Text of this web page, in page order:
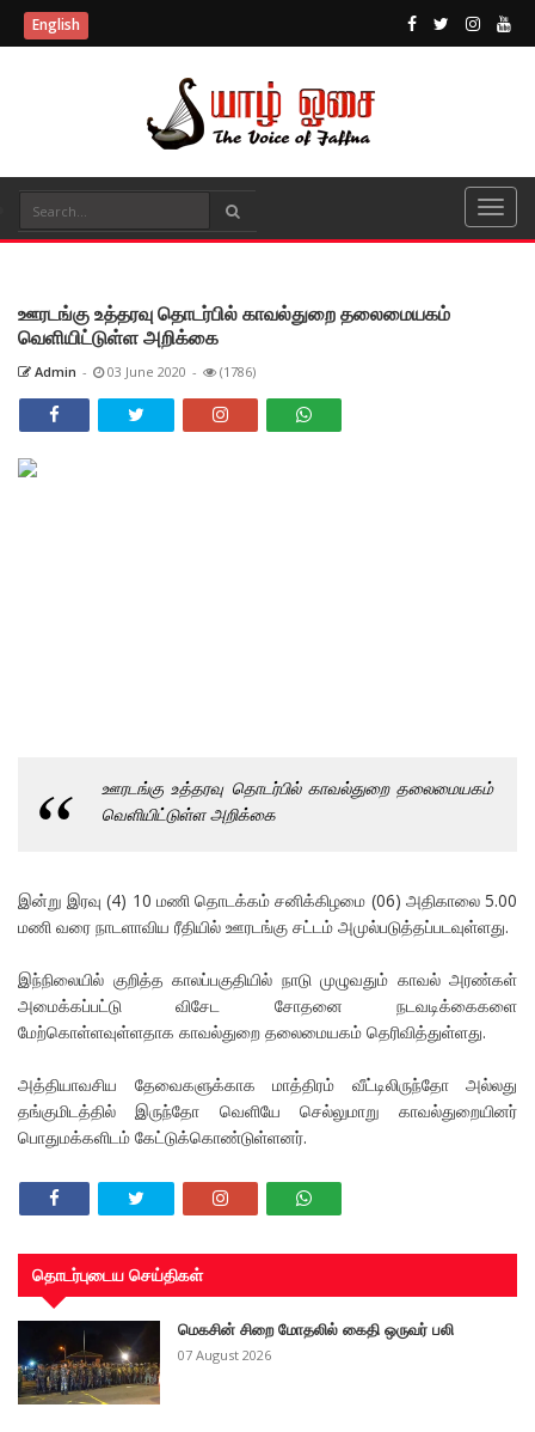
English
ஊரடங்கு உத்தரவு தொடர்பில் காவல்துறை தலைமையகம்
வெளியிட்டுள்ள அறிக்கை
Admin - 03 June 2020 - (1786)
ஊரடங்கு உத்தரவு தொடர்பில் காவல்துறை தலைமையகம்
வெளியிட்டுள்ள அறிக்கை
இன்று இரவு (4) 10 மணி தொடக்கம் சனிக்கிழமை (06) அதிகாலை 5.00
மணி வரை நாடளாவிய ரீதியில் ஊரடங்கு சட்டம் அமுல்படுத்தப்படவுள்ளது.
இந்நிலையில் குறித்த காலப்பகுதியில் நாடு முழுவதும் காவல் அரண்கள்
அமைக்கப்பட்டு விசேட சோதனை நடவடிக்கைகளை
மேற்கொள்ளவுள்ளதாக காவல்துறை தலைமையகம் தெரிவித்துள்ளது.
அத்தியாவசிய தேவைகளுக்காக மாத்திரம் வீட்டிலிருந்தோ அல்லது
தங்குமிடத்தில் இருந்தோ வெளியே செல்லுமாறு காவல்துறையினர்
பொதுமக்களிடம் கேட்டுக்கொண்டுள்ளனர்.
தொடர்புடைய செய்திகள்
மெகசின் சிறை மோதலில் கைதி ஒருவர் பலி
07 August 2026